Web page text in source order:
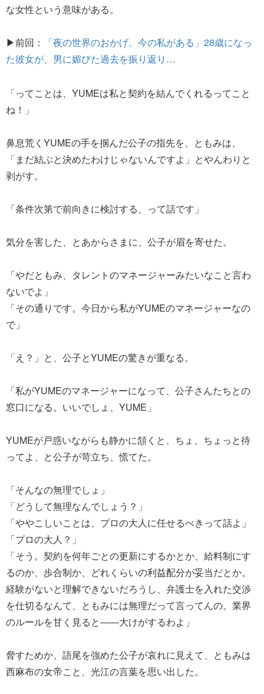
な女性という意味がある。
▶前回：
「夜の世界のおかげ、今の私がある」28歳になっ
た彼女が、男に媚びた過去を振り返り…
「ってことは、YUMEは私と契約を結んでくれるってこと
ね！」
鼻息荒くYUMEの手を掴んだ公子の指先を、ともみは、
「まだ結ぶと決めたわけじゃないんですよ」とやんわりと
剥がす。
「条件次第で前向きに検討する、って話です」
気分を害した、とあからさまに、公子が眉を寄せた。
「やだともみ、タレントのマネージャーみたいなこと言わ
ないでよ」
「その通りです。今日から私がYUMEのマネージャーなの
で」
「え？」と、公子とYUMEの驚きが重なる。
「私がYUMEのマネージャーになって、公子さんたちとの
窓口になる。いいでしょ、YUME」
YUMEが戸惑いながらも静かに頷くと、ちょ、ちょっと待
ってよ、と公子が苛立ち、慌てた。
「そんなの無理でしょ」
「どうして無理なんでしょう？」
「ややこしいことは、プロの大人に任せるべきって話よ」
「プロの大人？」
「そう。契約を何年ごとの更新にするかとか、給料制にす
るのか、歩合制か、どれくらいの利益配分が妥当だとか。
経験がないと理解できないだろうし、弁護士を入れた交渉
を仕切るなんて、ともみには無理だって言ってんの。業界
のルールを甘く見ると――大けがするわよ」
脅すためか、語尾を強めた公子が哀れに見えて、ともみは
西麻布の女帝こと、光江の言葉を思い出した。